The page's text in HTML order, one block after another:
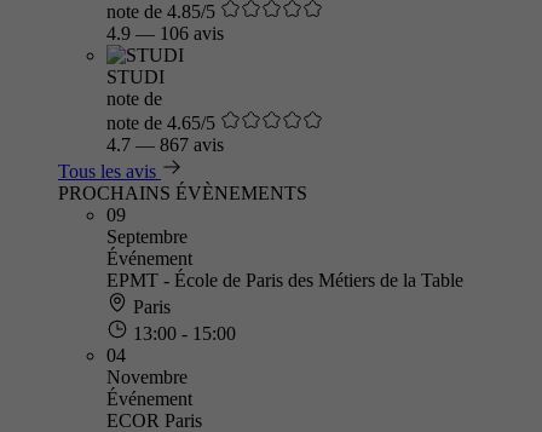
note de 4.85/5
4.9 — 106 avis
STUDI
note de
note de 4.65/5
4.7 — 867 avis
Tous les avis
PROCHAINS ÉVÈNEMENTS
09
Septembre
Événement
EPMT - École de Paris des Métiers de la Table
Paris
13:00 - 15:00
04
Novembre
Événement
ECOR Paris